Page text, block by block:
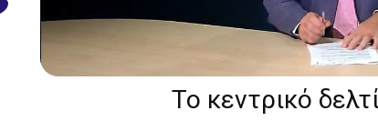
Το κεντρικό